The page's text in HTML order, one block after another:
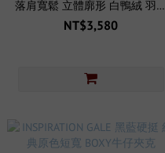
落肩寬鬆 立體廓形 白鴨絨 羽絨
外套
NT$3,580